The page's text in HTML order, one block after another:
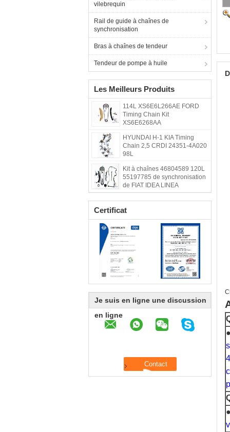
vilebrequin
Rail de guide à chaînes de
synchronisation
Bras à chaînes de tendeur
Tendeur de pompe à huile
Les Meilleurs Produits
114L XS6E6L266AE FORD
Timing Chain Kit
XS6E6268AA
HYUNDAI H-1 KIA Timing
Chain 2,5 CRDI 24351-4A020
98L
Kit à chaînes 46804589 120L
55197785 de synchronisation
de FIAT IDEA LINEA
Certificat
Je suis en ligne une discussion
en ligne